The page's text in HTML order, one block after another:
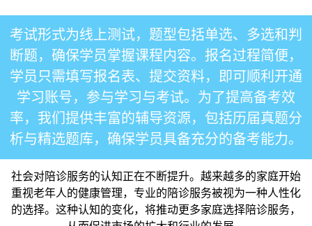
考试形式为线上测试，题型包括单选、多选和判
断题，确保学员掌握课程内容。报名过程简便，
学员只需填写报名表、提交资料，即可顺利开通
学习账号，参与学习与考试。为了提高备考效
率，我们提供丰富的辅导资源，包括历届真题分
析与精选题库，确保学员具备充分的备考能力。
社会对陪诊服务的认知正在不断提升。越来越多的家庭开始
重视老年人的健康管理，专业的陪诊服务被视为一种人性化
的选择。这种认知的变化，将推动更多家庭选择陪诊服务，